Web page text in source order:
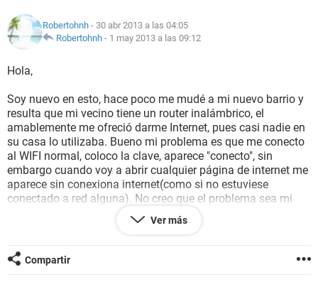
Robertohnh - 30 abr 2013 a las 04:05
Robertohnh - 1 may 2013 a las 09:12
Hola,
Soy nuevo en esto, hace poco me mudé a mi nuevo barrio y
resulta que mi vecino tiene un router inalámbrico, el
amablemente me ofreció darme Internet, pues casi nadie en
su casa lo utilizaba. Bueno mi problema es que me conecto
al WIFI normal, coloco la clave, aparece "conecto", sin
embargo cuando voy a abrir cualquier página de internet me
aparece sin conexiona internet(como si no estuviese
conectado a red alguna). No creo que el problema sea mi
celular, pues siempre me he conectado y tenido acceso a
internet, esto solo me sucede en este caso.
Ver más
Compartir